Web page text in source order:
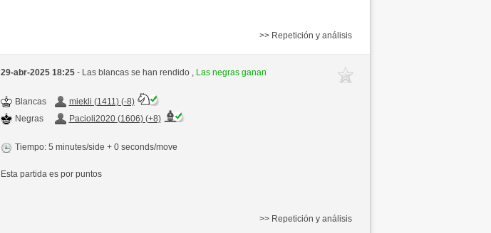
>> Repetición y análisis
29-abr-2025 18:25 - Las blancas se han rendido , Las negras ganan
Blancas
miekli (1411) (-8)
Negras
Pacioli2020 (1606) (+8)
Tiempo: 5 minutes/side + 0 seconds/move
Esta partida es por puntos
>> Repetición y análisis